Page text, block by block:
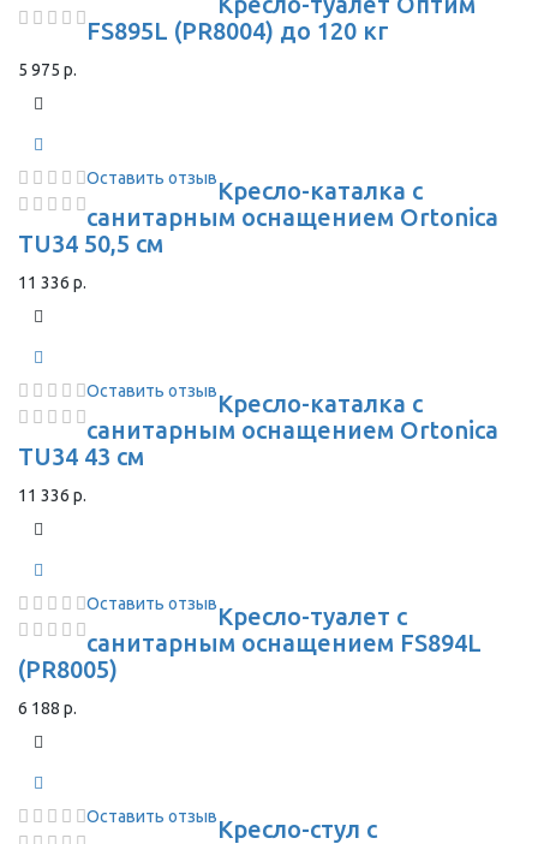
FS895L (PR8004) до 120 кг
5 975 р.
Оставить отзывКресло-каталка с
санитарным оснащением Ortonica
TU34 50,5 см
11 336 р.
Оставить отзывКресло-каталка с
санитарным оснащением Ortonica
TU34 43 см
11 336 р.
Оставить отзывКресло-туалет с
санитарным оснащением FS894L
(PR8005)
6 188 р.
Оставить отзывКресло-стул с